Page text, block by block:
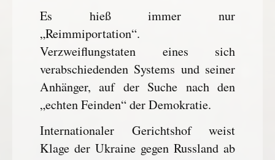
Es hieß immer nur
„Reimmiportation“.
Verzweiflungstaten eines sich
verabschiedenden Systems und seiner
Anhänger, auf der Suche nach den
„echten Feinden“ der Demokratie.
Internationaler Gerichtshof weist
Klage der Ukraine gegen Russland ab